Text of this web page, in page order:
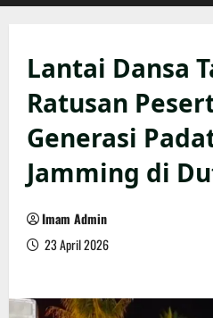
Lantai Dansa
Ratusan
Generasi
Jamming di
Imam Admin
23 April 2026